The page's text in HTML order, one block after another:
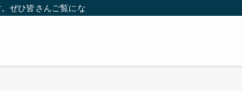
ぜひ皆さんご覧になっていってください。